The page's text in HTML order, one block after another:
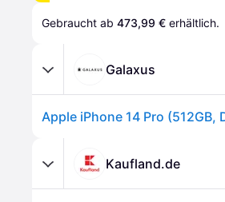
Gebraucht ab 473,99 € erhältlich.
Galaxus
Kaufland.de